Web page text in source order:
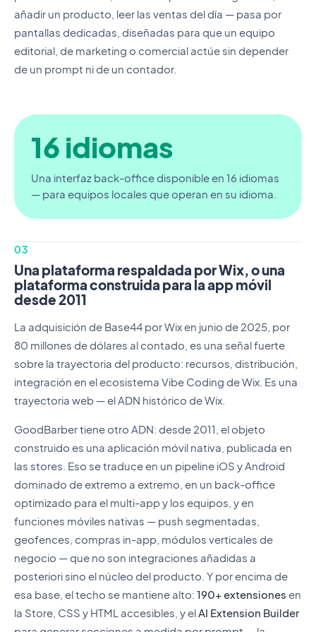
añadir un producto, leer las ventas del día — pasa por
pantallas dedicadas, diseñadas para que un equipo
editorial, de marketing o comercial actúe sin depender
de un prompt ni de un contador.
16 idiomas
Una interfaz back-office disponible en 16 idiomas
— para equipos locales que operan en su idioma.
03
Una plataforma respaldada por Wix, o una
plataforma construida para la app móvil
desde 2011
La adquisición de Base44 por Wix en junio de 2025, por
80 millones de dólares al contado, es una señal fuerte
sobre la trayectoria del producto: recursos, distribución,
integración en el ecosistema Vibe Coding de Wix. Es una
trayectoria web — el ADN histórico de Wix.
GoodBarber tiene otro ADN: desde 2011, el objeto
construido es una aplicación móvil nativa, publicada en
las stores. Eso se traduce en un pipeline iOS y Android
dominado de extremo a extremo, en un back-office
optimizado para el multi-app y los equipos, y en
funciones móviles nativas — push segmentadas,
geofences, compras in-app, módulos verticales de
negocio — que no son integraciones añadidas a
posteriori sino el núcleo del producto. Y por encima de
esa base, el techo se mantiene alto: 190+ extensiones en
la Store, CSS y HTML accesibles, y elAI Extension Builder